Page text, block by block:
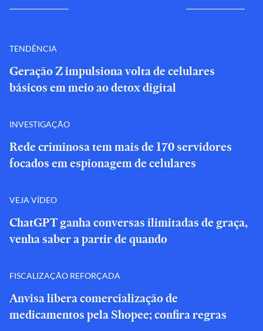
TENDÊNCIA
Geração Z impulsiona volta de celulares
básicos em meio ao detox digital
INVESTIGAÇÃO
Rede criminosa tem mais de 170 servidores
focados em espionagem de celulares
VEJA VÍDEO
ChatGPT ganha conversas ilimitadas de graça,
venha saber a partir de quando
FISCALIZAÇÃO REFORÇADA
Anvisa libera comercialização de
medicamentos pela Shopee; confira regras